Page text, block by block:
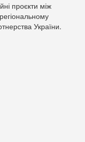
проєкти між
України.